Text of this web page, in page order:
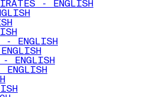
- ENGLISH
- ENGLISH
- ENGLISH
ENGLISH